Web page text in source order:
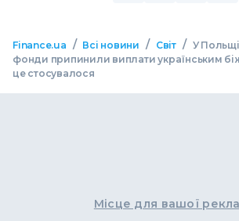
Finance.ua / Всі новини / Світ / У
фонди припинили виплати українським
це стосувалося
Місце для вашої